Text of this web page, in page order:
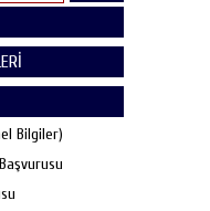
Bilgiler)